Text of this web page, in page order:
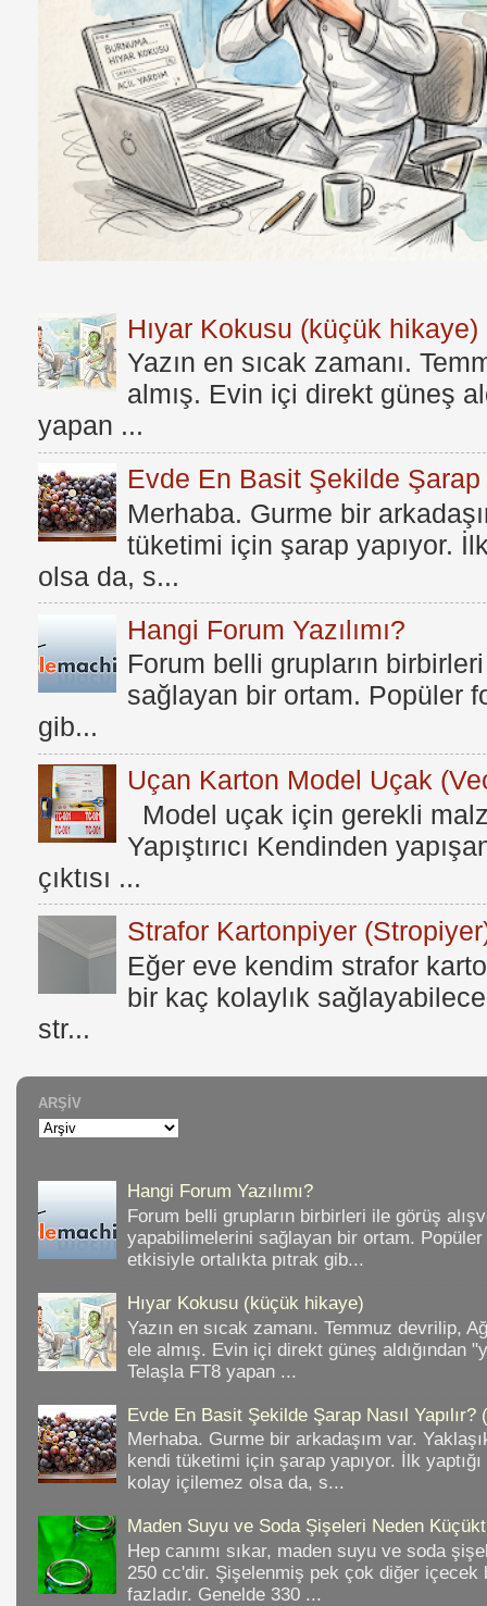
Hıyar Kokusu (küçük hikaye)
Yazın en sıcak zamanı.
almış. Evin içi direkt güneş
yapan ...
Evde En Basit Şekilde Şarap
Merhaba. Gurme bir
tüketimi için şarap yapıyor.
olsa da, s...
Hangi Forum Yazılımı?
Forum belli grupların
sağlayan bir ortam. Popüler
gib...
Uçan Karton Model Uçak
Model uçak için gerekli
Yapıştırıcı Kendinden
çıktısı ...
Strafor Kartonpiyer
Eğer eve kendim strafor
bir kaç kolaylık
str...
ARŞIV
Hangi Forum Yazılımı?
Forum belli grupların birbirleri ile görüş
yapabilimelerini sağlayan bir ortam. Popüler
etkisiyle ortalıkta pıtrak gib...
Hıyar Kokusu (küçük hikaye)
Yazın en sıcak zamanı. Temmuz devrilip,
ele almış. Evin içi direkt güneş aldığından
Telaşla FT8 yapan ...
Evde En Basit Şekilde Şarap Nasıl Yapılır?
Merhaba. Gurme bir arkadaşım var.
kendi tüketimi için şarap yapıyor. İlk
kolay içilemez olsa da, s...
Maden Suyu ve Soda Şişeleri Neden
Hep canımı sıkar, maden suyu ve soda
250 cc'dir. Şişelenmiş pek çok diğer içecek
fazladır. Genelde 330 ...